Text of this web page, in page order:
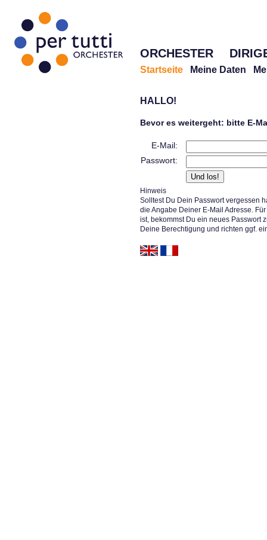
ORCHESTER
Startseite Meine Daten
HALLO!
Bevor es weitergeht: bitte E-
E-Mail:
Passwort:
Hinweis
Solltest Du Dein Passwort vergessen
die Angabe Deiner E-Mail Adresse.
ist, bekommst Du ein neues Passwort
Deine Berechtigung und richten ggf.